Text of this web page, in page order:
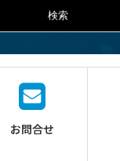
お問合せ